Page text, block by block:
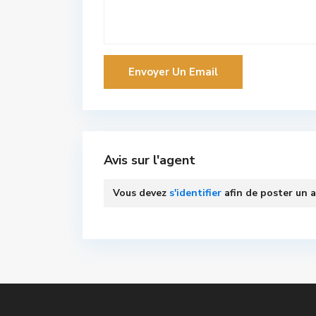
Avis sur l'agent
Vous devez s'identifier afin de poster un